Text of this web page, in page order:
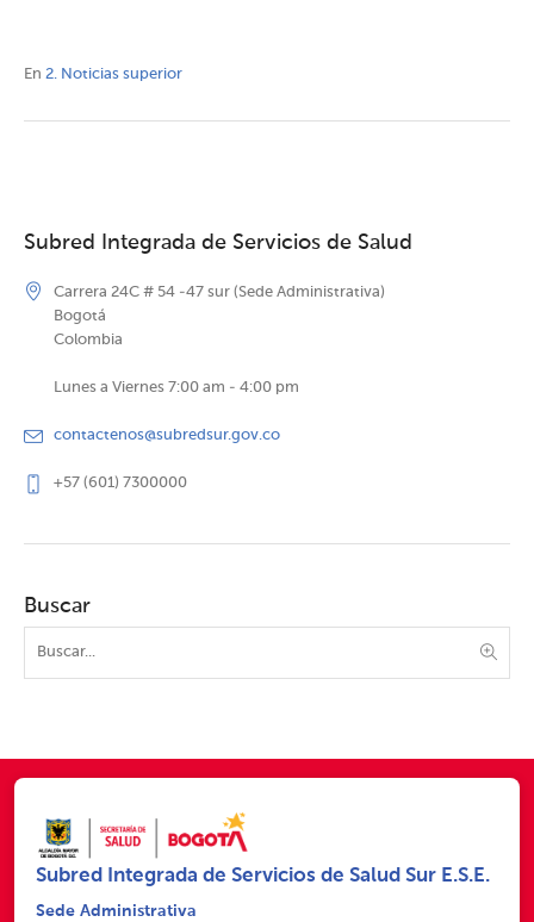
En 2. Noticias superior
Subred Integrada de Servicios de Salud
Carrera 24C # 54 -47 sur (Sede Administrativa)
Bogotá
Colombia
Lunes a Viernes 7:00 am - 4:00 pm
contactenos@subredsur.gov.co
+57 (601) 7300000
Buscar
Subred Integrada de Servicios de Salud Sur E.S.E.
Sede Administrativa